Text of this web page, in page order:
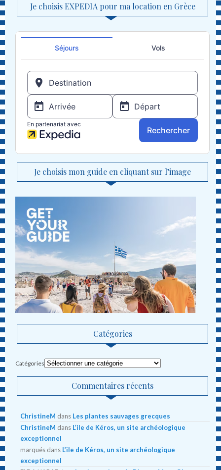
Je choisis EXPEDIA pour ma location en Grèce
Je choisis mon guide en cliquant sur l’image
Catégories
Catégories
Commentaires récents
ChristineM dans Les plantes sauvages grecques
ChristineM dans L’ile de Kéros, un site archéologique
exceptionnel
marqués dans L’ile de Kéros, un site archéologique
exceptionnel